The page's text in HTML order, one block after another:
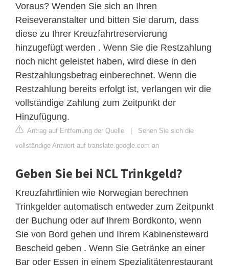
Voraus? Wenden Sie sich an Ihren
Reiseveranstalter und bitten Sie darum, dass
diese zu Ihrer Kreuzfahrtreservierung
hinzugefügt werden . Wenn Sie die Restzahlung
noch nicht geleistet haben, wird diese in den
Restzahlungsbetrag einberechnet. Wenn die
Restzahlung bereits erfolgt ist, verlangen wir die
vollständige Zahlung zum Zeitpunkt der
Hinzufügung.
Antrag auf Entfernung der Quelle | Sehen Sie sich die
vollständige Antwort auf translate.google.com an
Geben Sie bei NCL Trinkgeld?
Kreuzfahrtlinien wie Norwegian berechnen
Trinkgelder automatisch entweder zum Zeitpunkt
der Buchung oder auf Ihrem Bordkonto, wenn
Sie von Bord gehen und Ihrem Kabinensteward
Bescheid geben . Wenn Sie Getränke an einer
Bar oder Essen in einem Spezialitätenrestaurant